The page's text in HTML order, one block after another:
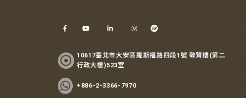
10617臺北市大安區羅斯福路四段1號 敬賢樓(第二
行政大樓)523室
+886-2-3366-7970